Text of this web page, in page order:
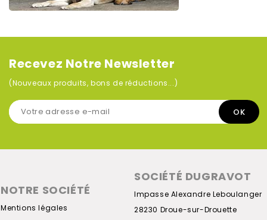
Recevez Notre Newsletter
(Nouveaux produits, bons de réductions...)
NOTRE SOCIÉTÉ
Mentions légales
SOCIÉTÉ DUGRAVOT
Impasse Alexandre Leboulanger
28230 Droue-sur-Drouette